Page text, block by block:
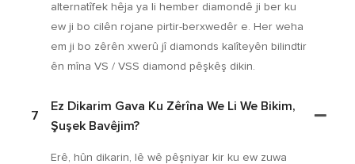
alternatîfek hêja ya li hember diamondê ji ber ku
ew ji bo cilên rojane pirtir-berxwedêr e. Her weha
em ji bo zêrên xwerû jî diamonds kalîteyên bilindtir
ên mîna VS / VSS diamond pêşkêş dikin.
7
Ez Dikarim Gava Ku Zêrîna We Li We Bikim,
Şuşek Bavêjim?
Erê, hûn dikarin, lê wê pêşniyar kir ku ew zuwa